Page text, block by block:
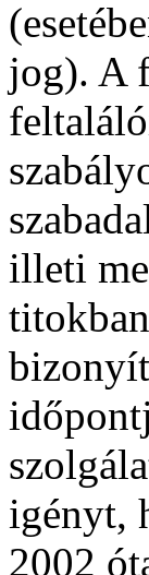
jog). A
illeti
igényt,
2002